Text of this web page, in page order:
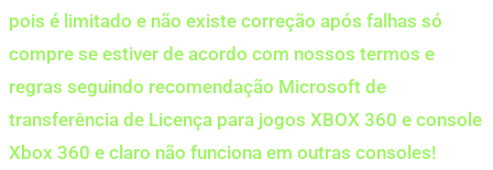
pois é limitado e não existe correção após falhas só
compre se estiver de acordo com nossos termos e
regras seguindo recomendação Microsoft de
transferência de Licença para jogos XBOX 360 e console
Xbox 360 e claro não funciona em outras consoles!